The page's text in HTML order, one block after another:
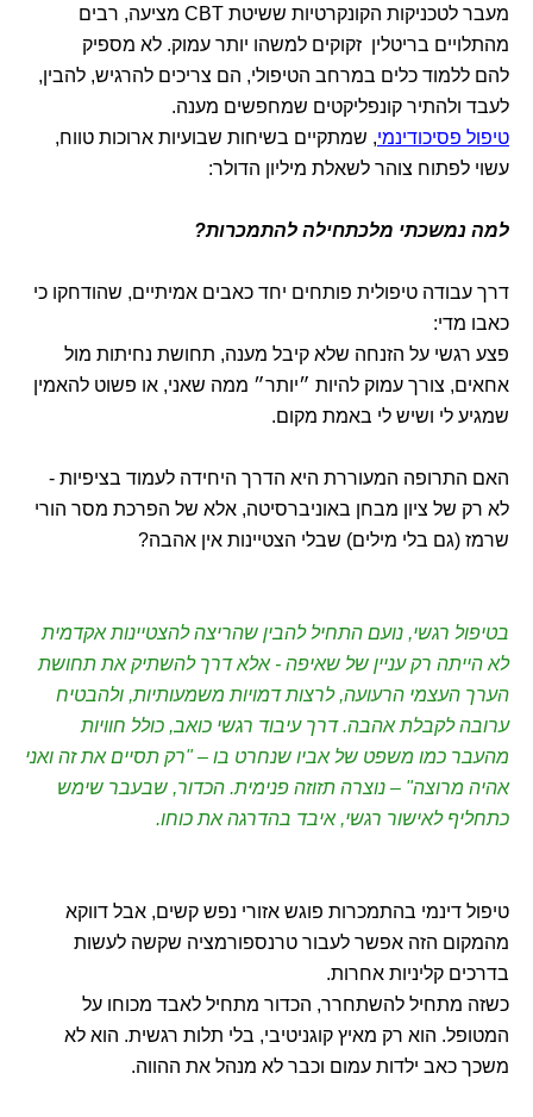
מעבר לטכניקות הקונקרטיות ששיטת CBT מציעה, רבים
מהתלויים בריטלין זקוקים למשהו יותר עמוק. לא מספיק
להם ללמוד כלים במרחב הטיפולי, הם צריכים להרגיש, להבין,
לעבד ולהתיר קונפליקטים שמחפשים מענה.
טיפול פסיכודינמי, שמתקיים בשיחות שבועיות ארוכות טווח,
עשוי לפתוח צוהר לשאלת מיליון הדולר:
למה נמשכתי מלכתחילה להתמכרות?
דרך עבודה טיפולית פותחים יחד כאבים אמיתיים, שהודחקו כי
כאבו מדי:
פצע רגשי על הזנחה שלא קיבל מענה, תחושת נחיתות מול
אחאים, צורך עמוק להיות ״יותר״ ממה שאני, או פשוט להאמין
שמגיע לי ושיש לי באמת מקום.
האם התרופה המעוררת היא הדרך היחידה לעמוד בציפיות -
לא רק של ציון מבחן באוניברסיטה, אלא של הפרכת מסר הורי
שרמז (גם בלי מילים) שבלי הצטיינות אין אהבה?
בטיפול רגשי, נועם התחיל להבין שהריצה להצטיינות אקדמית
לא הייתה רק עניין של שאיפה - אלא דרך להשתיק את תחושת
הערך העצמי הרעועה, לרצות דמויות משמעותיות, ולהבטיח
ערובה לקבלת אהבה. דרך עיבוד רגשי כואב, כולל חוויות
מהעבר כמו משפט של אביו שנחרט בו – "רק תסיים את זה ואני
אהיה מרוצה" – נוצרה תזוזה פנימית. הכדור, שבעבר שימש
כתחליף לאישור רגשי, איבד בהדרגה את כוחו.
טיפול דינמי בהתמכרות פוגש אזורי נפש קשים, אבל דווקא
מהמקום הזה אפשר לעבור טרנספורמציה שקשה לעשות
בדרכים קליניות אחרות.
כשזה מתחיל להשתחרר, הכדור מתחיל לאבד מכוחו על
המטופל. הוא רק מאיץ קוגניטיבי, בלי תלות רגשית. הוא לא
משכך כאב ילדות עמום וכבר לא מנהל את ההווה.